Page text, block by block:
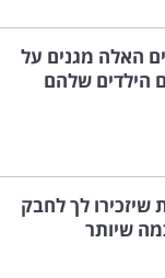
האלה מגנים על
הילדים שלהם
שיזכירו לך לחבק
שיותר